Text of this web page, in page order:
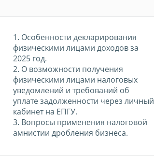
1. Особенности декларирования
физическими лицами доходов за
2025 год.
2. О возможности получения
физическими лицами налоговых
уведомлений и требований об
уплате задолженности через личный
кабинет на ЕПГУ.
3. Вопросы применения налоговой
амнистии дробления бизнеса.